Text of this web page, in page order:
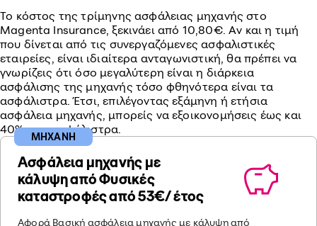
Το κόστος της τρίμηνης ασφάλειας μηχανής στο
Magenta Insurance, ξεκινάει από 10,80€. Αν και η τιμή
που δίνεται από τις συνεργαζόμενες ασφαλιστικές
εταιρείες, είναι ιδιαίτερα ανταγωνιστική, θα πρέπει να
γνωρίζεις ότι όσο μεγαλύτερη είναι η διάρκεια
ασφάλισης της μηχανής τόσο φθηνότερα είναι τα
ασφάλιστρα. Έτσι, επιλέγοντας εξάμηνη ή ετήσια
ασφάλεια μηχανής, μπορείς να εξοικονομήσεις έως και
40% στα ασφάλιστρα.
Ασφάλεια μηχανής με
κάλυψη από Φυσικές
καταστροφές από 53€/ έτος
Αφορά Βασική ασφάλεια μηχανής με κάλυψη από
ΜΗΧΑΝΗ